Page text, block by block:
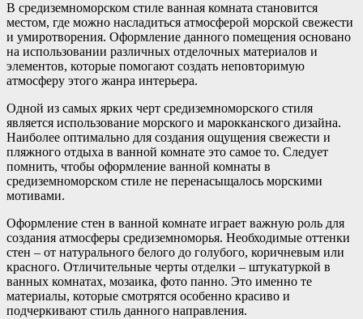
В средиземноморском стиле ванная комната становится
местом, где можно насладиться атмосферой морской свежести
и умиротворения. Оформление данного помещения основано
на использовании различных отделочных материалов и
элементов, которые помогают создать неповторимую
атмосферу этого жанра интерьера.
Одной из самых ярких черт средиземноморского стиля
является использование морского и марокканского дизайна.
Наиболее оптимально для создания ощущения свежести и
пляжного отдыха в ванной комнате это самое то. Следует
помнить, чтобы оформление ванной комнаты в
средиземноморском стиле не перенасыщалось морскими
мотивами.
Оформление стен в ванной комнате играет важную роль для
создания атмосферы средиземноморья. Необходимые оттенки
стен – от натурального белого до голубого, коричневым или
красного. Отличительные черты отделки – штукатуркой в
ванных комнатах, мозаика, фото панно. Это именно те
материалы, которые смотрятся особенно красиво и
подчеркивают стиль данного направления.